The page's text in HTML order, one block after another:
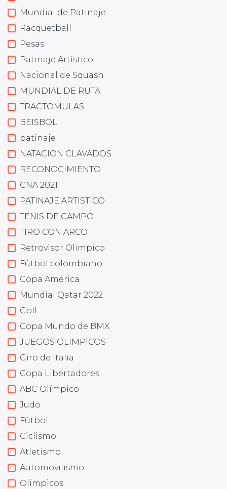
Mundial de Patinaje
Racquetball
Pesas
Patinaje Artístico
Nacional de Squash
MUNDIAL DE RUTA
TRACTOMULAS
BEISBOL
patinaje
NATACION CLAVADOS
RECONOCIMIENTO
CNA 2021
PATINAJE ARTISTICO
TENIS DE CAMPO
TIRO CON ARCO
Retrovisor Olimpico
Fútbol colombiano
Copa América
Mundial Qatar 2022
Golf
Copa Mundo de BMX
JUEGOS OLIMPICOS
Giro de Italia
Copa Libertadores
ABC Olímpico
Judo
Fútbol
Ciclismo
Atletismo
Automovilismo
Olimpicos